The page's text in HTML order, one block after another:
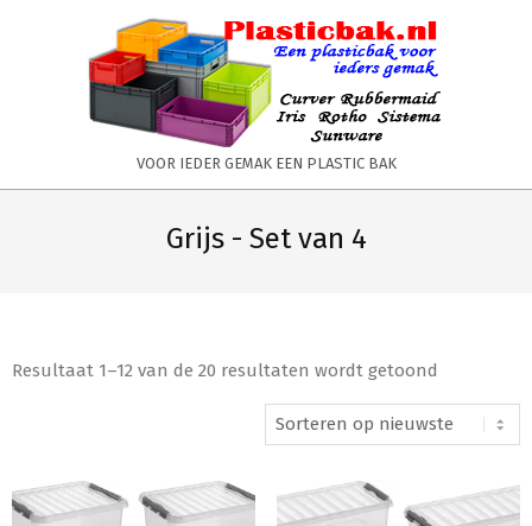
PLASTICBAK.NL
VOOR IEDER GEMAK EEN PLASTIC BAK
Grijs - Set van 4
Resultaat 1–12 van de 20 resultaten wordt getoond